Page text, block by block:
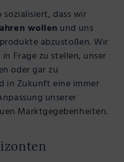
dass wir
wollen und uns
abzustoßen. Wir
Frage zu stellen, unser
oder gar zu
in Zukunft eine immer
unserer
Marktgegebenheiten.